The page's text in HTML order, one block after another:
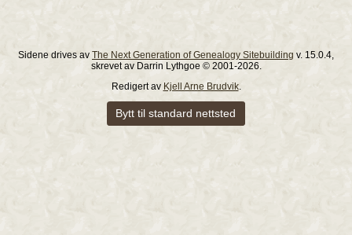
Sidene drives av The Next Generation of Genealogy Sitebuilding v. 15.0.4,
skrevet av Darrin Lythgoe © 2001-2026.
Redigert av Kjell Arne Brudvik.
Bytt til standard nettsted